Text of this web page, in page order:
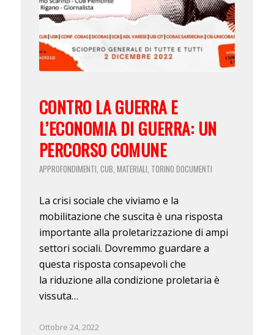
CONTRO LA GUERRA E
L’ECONOMIA DI GUERRA: UN
PERCORSO COMUNE
APPROFONDIMENTI, CUB, MATERIALI, TORINO DOCUMENTI
La crisi sociale che viviamo e la
mobilitazione che suscita è una risposta
importante alla proletarizzazione di ampi
settori sociali. Dovremmo guardare a
questa risposta consapevoli che
la riduzione alla condizione proletaria è
vissuta…
Ottobre 24, 2022